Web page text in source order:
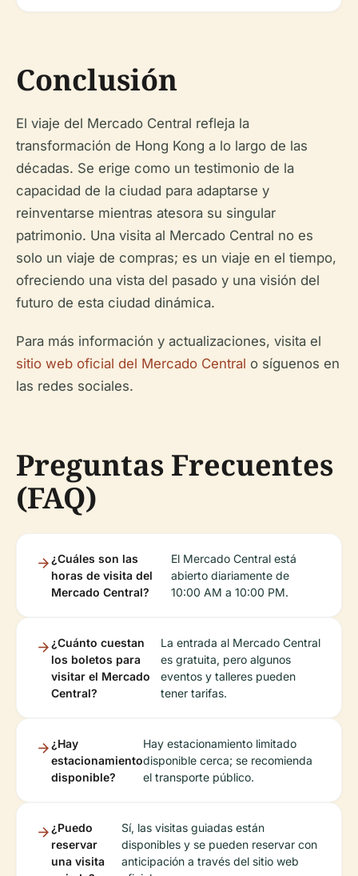
Conclusión
El viaje del Mercado Central refleja la
transformación de Hong Kong a lo largo de las
décadas. Se erige como un testimonio de la
capacidad de la ciudad para adaptarse y
reinventarse mientras atesora su singular
patrimonio. Una visita al Mercado Central no es
solo un viaje de compras; es un viaje en el tiempo,
ofreciendo una vista del pasado y una visión del
futuro de esta ciudad dinámica.
Para más información y actualizaciones, visita el
sitio web oficial del Mercado Central o síguenos en
las redes sociales.
Preguntas Frecuentes
(FAQ)
¿Cuáles son las
horas de visita del
Mercado Central?
El Mercado Central está
abierto diariamente de
10:00 AM a 10:00 PM.
¿Cuánto cuestan
los boletos para
visitar el Mercado
Central?
La entrada al Mercado Central
es gratuita, pero algunos
eventos y talleres pueden
tener tarifas.
¿Hay
estacionamiento
disponible?
Hay estacionamiento limitado
disponible cerca; se recomienda
el transporte público.
¿Puedo
reservar
una visita
Sí, las visitas guiadas están
disponibles y se pueden reservar con
anticipación a través del sitio web